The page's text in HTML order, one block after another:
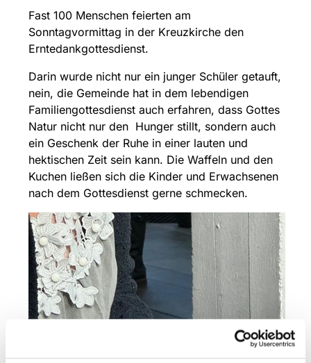
Fast 100 Menschen feierten am
Sonntagvormittag in der Kreuzkirche den
Erntedankgottesdienst.
Darin wurde nicht nur ein junger Schüler getauft,
nein, die Gemeinde hat in dem lebendigen
Familiengottesdienst auch erfahren, dass Gottes
Natur nicht nur den Hunger stillt, sondern auch
ein Geschenk der Ruhe in einer lauten und
hektischen Zeit sein kann. Die Waffeln und den
Kuchen ließen sich die Kinder und Erwachsenen
nach dem Gottesdienst gerne schmecken.